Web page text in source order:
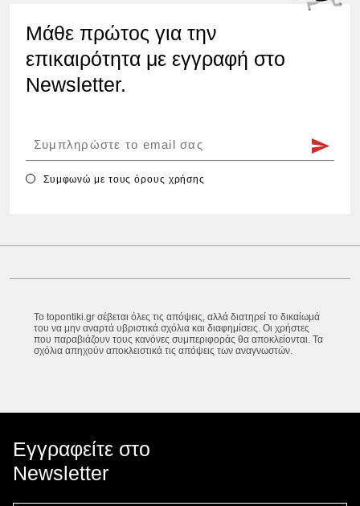
Μάθε πρώτος για την
επικαιρότητα με εγγραφή στο
Newsletter.
Συμφωνώ με τουςόρους χρήσης
Το topontiki.gr σέβεται όλες τις απόψεις, αλλά διατηρεί το δικαίωμά
του να μην αναρτά υβριστικά σχόλια και διαφημίσεις. Οι χρήστες
που παραβιάζουν τους κανόνες συμπεριφοράς θα αποκλείονται. Τα
σχόλια απηχούν αποκλειστικά τις απόψεις των αναγνωστών.
Εγγραφείτε στο
Newsletter